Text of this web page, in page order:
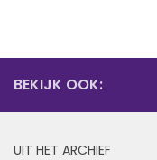
BEKIJK OOK:
UIT HET ARCHIEF